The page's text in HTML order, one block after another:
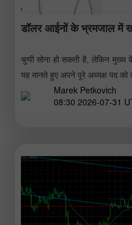
डॉलर आईनों के भ्रमजाल में
चुप्पी सोना हो सकती है, लेकिन मुख्य
यह मानते हुए अपने पूरे अध्यक्ष पद को
Marek Petkovich
08:30 2026-07-31